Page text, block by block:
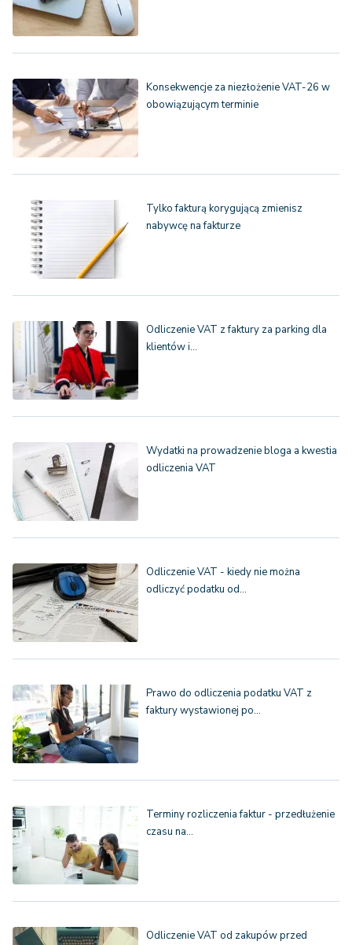
Konsekwencje za niezłożenie VAT-26 w
obowiązującym terminie
Tylko fakturą korygującą zmienisz
nabywcę na fakturze
Odliczenie VAT z faktury za parking dla
klientów i…
Wydatki na prowadzenie bloga a kwestia
odliczenia VAT
Odliczenie VAT - kiedy nie można
odliczyć podatku od…
Prawo do odliczenia podatku VAT z
faktury wystawionej po…
Terminy rozliczenia faktur - przedłużenie
czasu na…
Odliczenie VAT od zakupów przed